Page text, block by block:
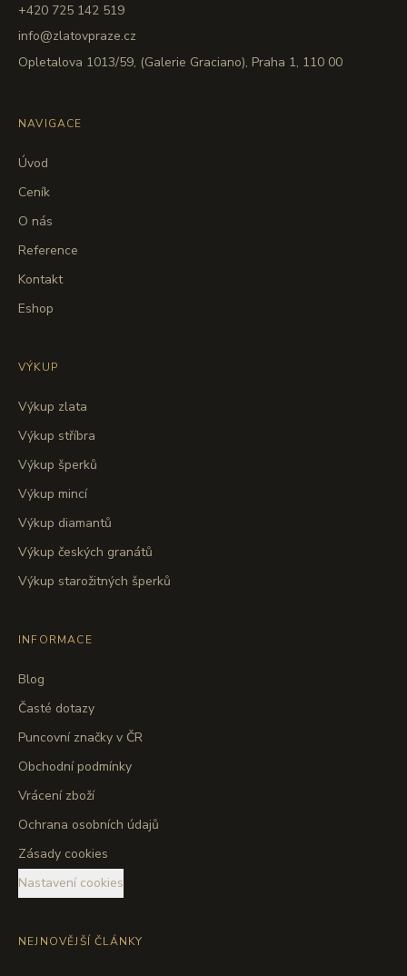
+420 725 142 519
info@zlatovpraze.cz
Opletalova 1013/59, (Galerie Graciano), Praha 1, 110 00
NAVIGACE
Úvod
Ceník
O nás
Reference
Kontakt
Eshop
VÝKUP
Výkup zlata
Výkup stříbra
Výkup šperků
Výkup mincí
Výkup diamantů
Výkup českých granátů
Výkup starožitných šperků
INFORMACE
Blog
Časté dotazy
Puncovní značky v ČR
Obchodní podmínky
Vrácení zboží
Ochrana osobních údajů
Zásady cookies
Nastavení cookies
NEJNOVĚJŠÍ ČLÁNKY